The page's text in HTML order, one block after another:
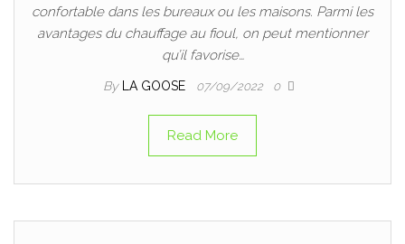
confortable dans les bureaux ou les maisons. Parmi les
avantages du chauffage au fioul, on peut mentionner
qu’il favorise…
By LA GOOSE 07/09/2022 0
Read More